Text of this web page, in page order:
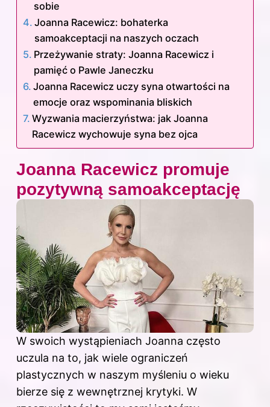
sobie
Joanna Racewicz: bohaterka
samoakceptacji na naszych oczach
Przeżywanie straty: Joanna Racewicz i
pamięć o Pawle Janeczku
Joanna Racewicz uczy syna otwartości na
emocje oraz wspominania bliskich
Wyzwania macierzyństwa: jak Joanna
Racewicz wychowuje syna bez ojca
Joanna Racewicz promuje
pozytywną samoakceptację
W swoich wystąpieniach Joanna często
uczula na to, jak wiele ograniczeń
plastycznych w naszym myśleniu o wieku
bierze się z wewnętrznej krytyki. W